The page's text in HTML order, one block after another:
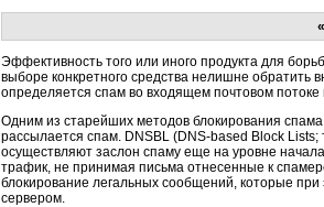
Эффективность того или иного продукта для
выборе конкретного средства нелишне обратить
определяется спам во входящем почтовом
Одним из старейших методов блокирования
рассылается спам. DNSBL (DNS-based Block
осуществляют заслон спаму еще на уровне
трафик, не принимая письма отнесенные к
блокирование легальных сообщений, которые
сервером.